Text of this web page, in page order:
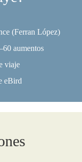
(Ferran López)
aumentos
viaje
eBird